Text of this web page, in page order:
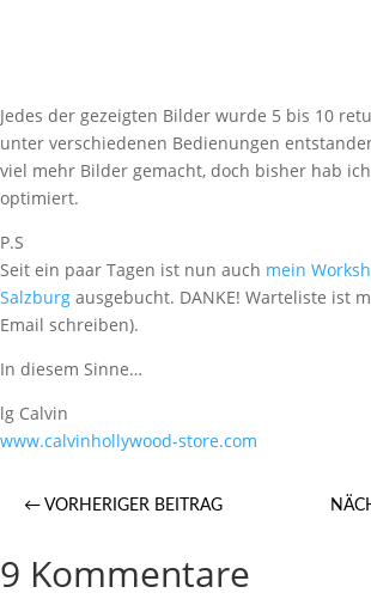
Jedes der gezeigten Bilder wurde 5 bis 10
unter verschiedenen Bedienungen
viel mehr Bilder gemacht, doch bisher hab
optimiert.
P.S
Seit ein paar Tagen ist nun auch mein
Salzburg ausgebucht. DANKE! Warteliste ist
Email schreiben).
In diesem Sinne…
lg Calvin
www.calvinhollywood-store.com
← VORHERIGER BEITRAG
9 Kommentare